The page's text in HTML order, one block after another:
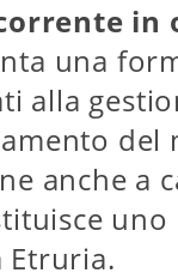
in
una
alla
anche a
Etruria.